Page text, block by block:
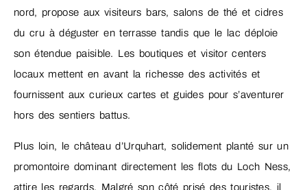
nord, propose aux visiteurs bars, salons de thé et cidres
du cru à déguster en terrasse tandis que le lac déploie
son étendue paisible. Les boutiques et visitor centers
locaux mettent en avant la richesse des activités et
fournissent aux curieux cartes et guides pour s’aventurer
hors des sentiers battus.
Plus loin, le château d’Urquhart, solidement planté sur un
promontoire dominant directement les flots du Loch Ness,
attire les regards. Malgré son côté prisé des touristes, il